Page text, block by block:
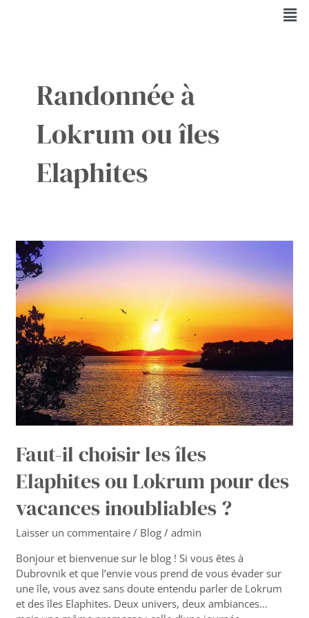
Randonnée à
Lokrum ou îles
Elaphites
Faut-il choisir les îles
Elaphites ou Lokrum pour des
vacances inoubliables ?
Laisser un commentaire / Blog /admin
Bonjour et bienvenue sur le blog ! Si vous êtes à
Dubrovnik et que l’envie vous prend de vous évader sur
une île, vous avez sans doute entendu parler de Lokrum
et des îles Elaphites. Deux univers, deux ambiances…
Faut-
il
choisir
les
îles
Elaphites
ou
Lokrum
pour
des
vacances
inoubliables
?